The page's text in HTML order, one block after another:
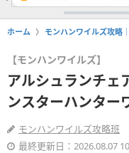
ホーム モンハンワイルズ攻略
【モンハンワイルズ】
アルシュランチェ
ンスターハンター
モンハンワイルズ攻略班
最終更新日：2026.08.07